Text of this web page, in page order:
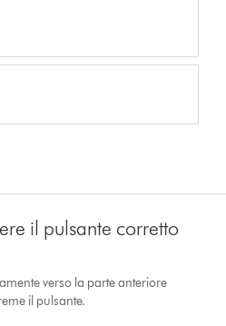
il pulsante corretto
verso la parte anteriore
il pulsante.